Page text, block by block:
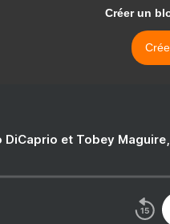
Créer un
DiCaprio et Tobey